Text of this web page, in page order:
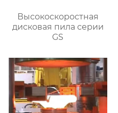
Высокоскоростная
дисковая пила серии
GS